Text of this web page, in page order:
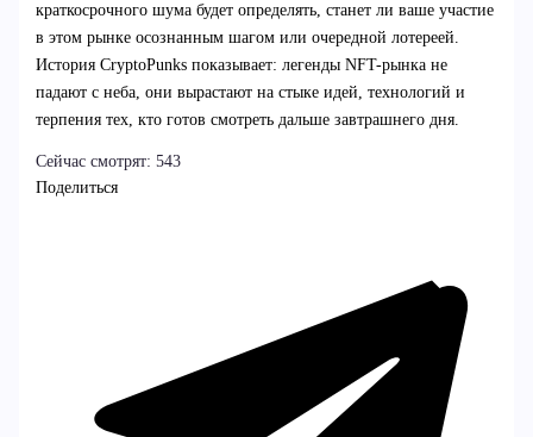
краткосрочного шума будет определять, станет ли ваше участие
в этом рынке осознанным шагом или очередной лотереей.
История CryptoPunks показывает: легенды NFT-рынка не
падают с неба, они вырастают на стыке идей, технологий и
терпения тех, кто готов смотреть дальше завтрашнего дня.
Сейчас смотрят: 543
Поделиться